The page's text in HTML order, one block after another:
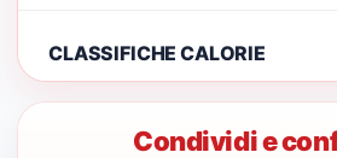
CLASSIFICHE CALORIE
Condividi e